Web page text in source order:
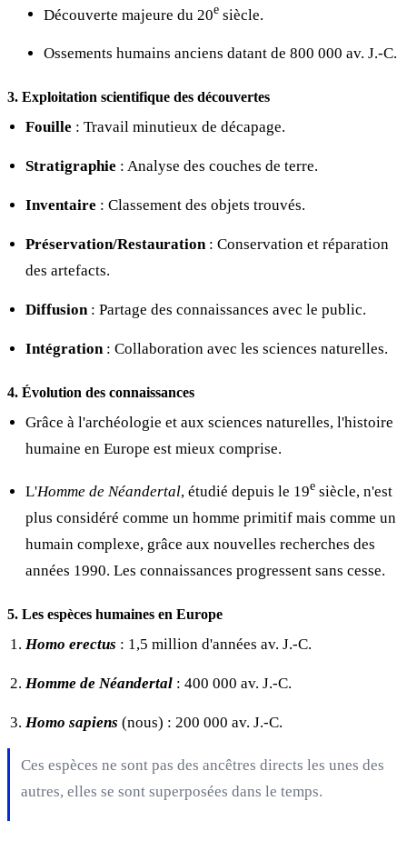
Découverte majeure du 20e siècle.
Ossements humains anciens datant de 800 000 av. J.-C.
3. Exploitation scientifique des découvertes
Fouille : Travail minutieux de décapage.
Stratigraphie : Analyse des couches de terre.
Inventaire : Classement des objets trouvés.
Préservation/Restauration: Conservation et réparation
des artefacts.
Diffusion: Partage des connaissances avec le public.
Intégration: Collaboration avec les sciences naturelles.
4. Évolution des connaissances
Grâce à l'archéologie et aux sciences naturelles, l'histoire
humaine en Europe est mieux comprise.
L'Homme de Néandertal, étudié depuis le 19e siècle, n'est
plus considéré comme un homme primitif mais comme un
humain complexe, grâce aux nouvelles recherches des
années 1990. Les connaissances progressent sans cesse.
5. Les espèces humaines en Europe
Homo erectus : 1,5 million d'années av. J.-C.
Homme de Néandertal : 400 000 av. J.-C.
Homo sapiens (nous) : 200 000 av. J.-C.
Ces espèces ne sont pas des ancêtres directs les unes des
autres, elles se sont superposées dans le temps.